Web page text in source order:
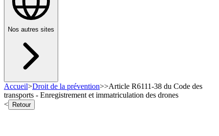
Nos autres sites
Accueil>Droit de la prévention>>Article R6111-38 du Code des
transports - Enregistrement et immatriculation des drones
<
Retour